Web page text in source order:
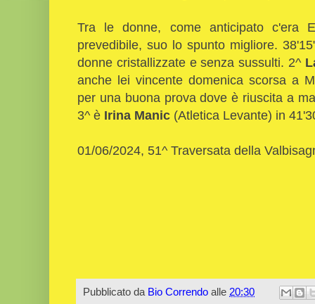
Tra le donne, come anticipato c'era
prevedibile, suo lo spunto migliore.
donne cristallizzate e senza sussulti. 2^
anche lei vincente domenica scorsa a
per una buona prova dove è riuscita a
3^ è Irina Manic (Atletica Levante) in
01/06/2024, 51^ Traversata della
Pubblicato da Bio Correndo alle 20:30